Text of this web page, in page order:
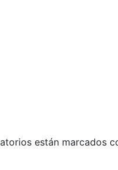
están marcados